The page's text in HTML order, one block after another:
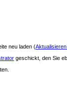
neu laden (
geschickt, den Sie